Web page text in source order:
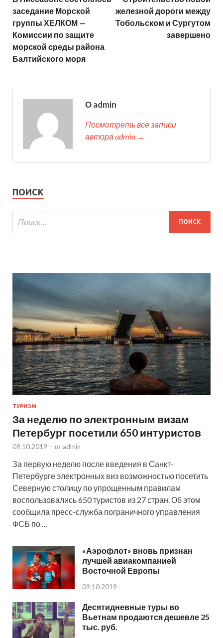
заседание Морской
группы ХЕЛКОМ —
Комиссии по защите
морской среды района
Балтийского моря
железной дороги между
Тобольском и Сургутом
завершено
О admin
Посмотреть все записи
автора admin →
ПОИСК
ТУРИЗМ
За неделю по электронным визам
Петербург посетили 650 интуристов
09.10.2019 - от admin
За первую неделю после введения в Санкт-
Петербурге электронных виз возможностью посетить
Северную столицу по упрощенным правилам
воспользовались 650 туристов из 27 стран. Об этом
сообщила пресс-служба пограничного управления
ФСБ по …
«Аэрофлот» вновь признан
лучшей авиакомпанией
Восточной Европы
09.10.2019
Десятидневные туры во
Вьетнам продаются дешевле 25
тыс. руб.